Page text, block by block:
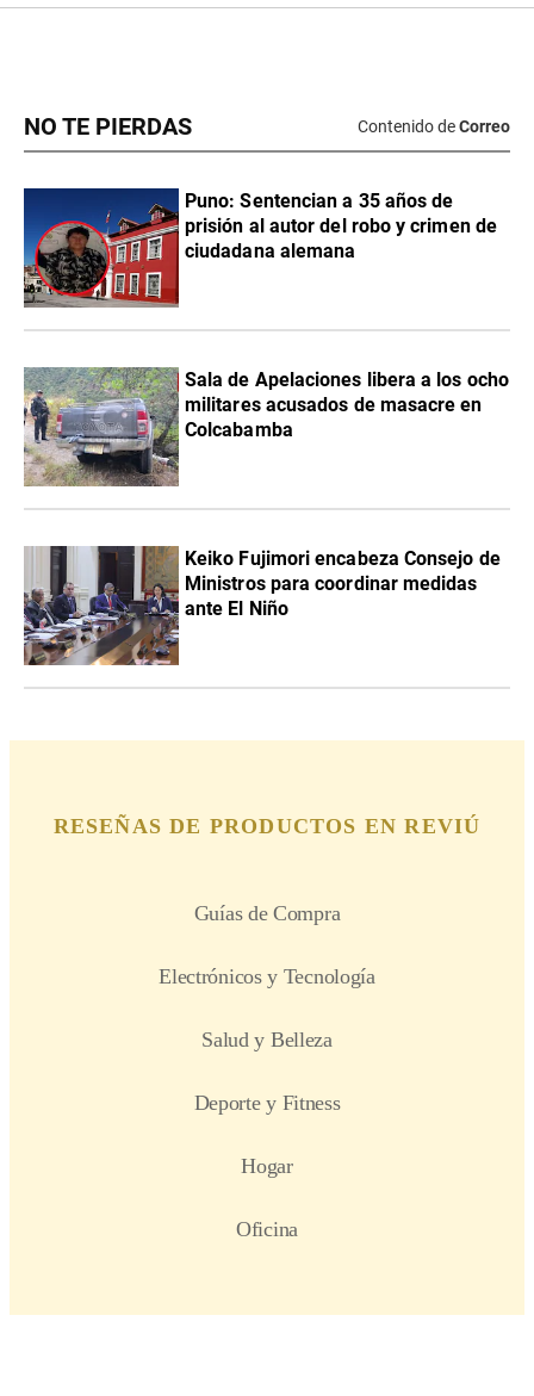
NO TE PIERDAS Contenido deCorreo
Puno: Sentencian a 35 años de
prisión al autor del robo y crimen de
ciudadana alemana
Sala de Apelaciones libera a los ocho
militares acusados de masacre en
Colcabamba
Keiko Fujimori encabeza Consejo de
Ministros para coordinar medidas
ante El Niño